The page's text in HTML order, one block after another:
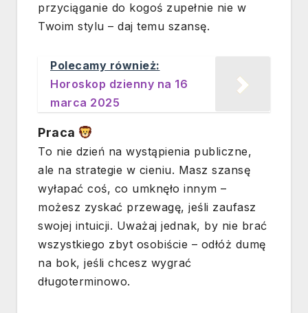
przyciąganie do kogoś zupełnie nie w
Twoim stylu – daj temu szansę.
Polecamy również:
Horoskop dzienny na 16
marca 2025
Praca
To nie dzień na wystąpienia publiczne,
ale na strategie w cieniu. Masz szansę
wyłapać coś, co umknęło innym –
możesz zyskać przewagę, jeśli zaufasz
swojej intuicji. Uważaj jednak, by nie brać
wszystkiego zbyt osobiście – odłóż dumę
na bok, jeśli chcesz wygrać
długoterminowo.